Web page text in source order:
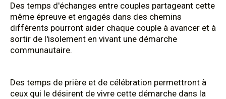
Des temps d'échanges entre couples partageant cette
même épreuve et engagés dans des chemins
différents pourront aider chaque couple à avancer et à
sortir de l'isolement en vivant une démarche
communautaire.
Des temps de prière et de célébration permettront à
ceux qui le désirent de vivre cette démarche dans la